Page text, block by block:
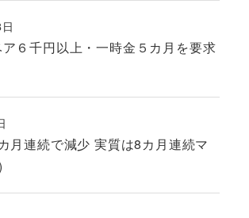
６千円以上・一時金５カ月を要求
月連続で減少 実質は8カ月連続マ